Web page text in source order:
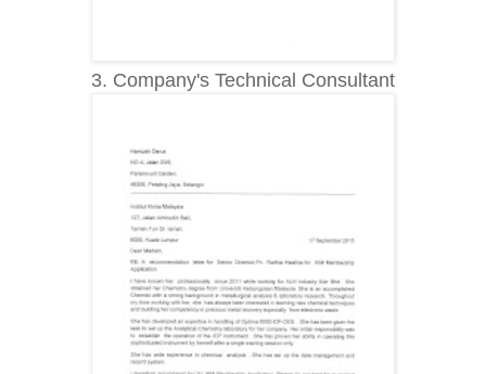
3. Company's Technical Consultant